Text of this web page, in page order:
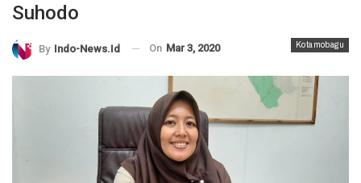
Suhodo
Kotamobagu
By Indo-News.id On Mar 3, 2020